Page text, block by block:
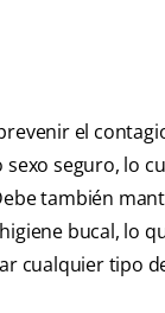
el
seguro, lo
también
bucal, lo
cualquier tipo